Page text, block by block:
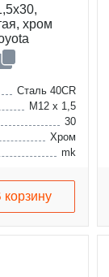
хром
Сталь 40CR
M12 x 1,5
30
Хром
mk
solaris
корзину